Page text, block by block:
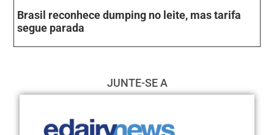
Brasil reconhece dumping no leite, mas tarifa
segue parada
JUNTE-SE A